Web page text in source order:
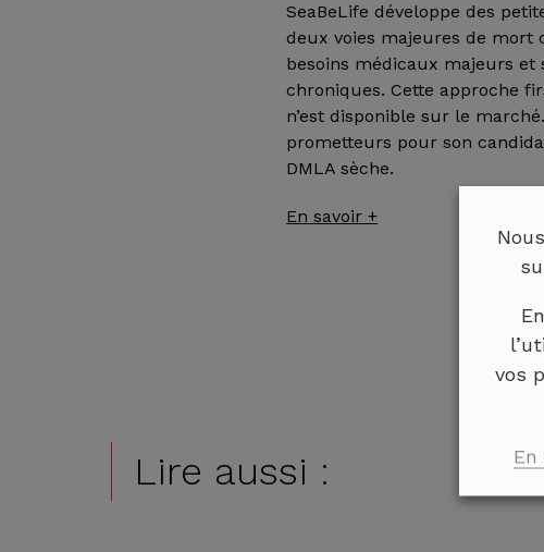
SeaBeLife développe des
deux voies majeures de mort
besoins médicaux majeurs et
chroniques. Cette approche
n’est disponible sur le
prometteurs pour son
DMLA sèche.
En savoir +
Lire aussi :
vos